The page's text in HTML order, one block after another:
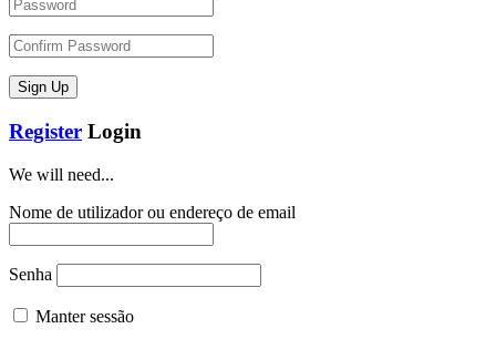
Register Login
We will need...
Nome de utilizador ou endereço de email
Senha
Manter sessão